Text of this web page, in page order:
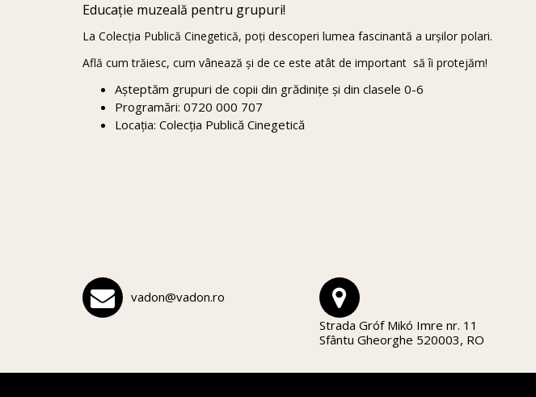
Educație muzeală pentru grupuri!
La Colecția Publică Cinegetică, poți descoperi lumea fascinantă a urșilor polari.
Află cum trăiesc, cum vânează și de ce este atât de important să îi protejăm!
Așteptăm grupuri de copii din grădinițe și din clasele 0-6
Programări: 0720 000 707
Locația: Colecția Publică Cinegetică
vadon@vadon.ro
Strada Gróf Mikó Imre nr. 11
Sfântu Gheorghe 520003, RO